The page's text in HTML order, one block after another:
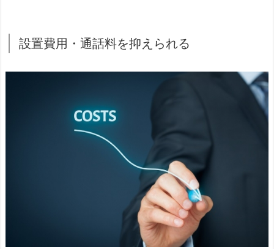
設置費用・通話料を抑えられる